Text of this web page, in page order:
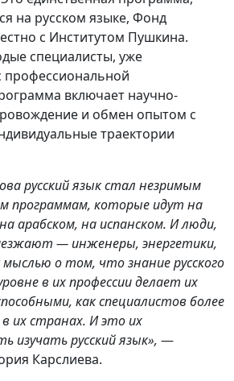
на русском языке, Фонд
с Институтом Пушкина.
специалисты, уже
профессиональной
включает научно-
и обмен опытом с
траектории
русский язык стал незримым
программам, которые идут на
арабском, на испанском. И люди,
— инженеры, энергетики,
о том, что знание русского
в их профессии делает их
как специалистов более
их странах. И это их
изучать русский язык», —
Карслиева.